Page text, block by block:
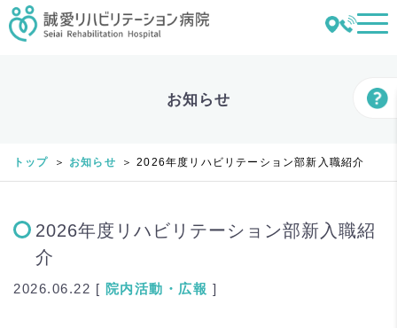
お知らせ
トップ お知らせ 2026年度リハビリテーション部新入職紹介
2026年度リハビリテーション部新入職紹
介
2026.06.22 [ 院内活動・広報 ]